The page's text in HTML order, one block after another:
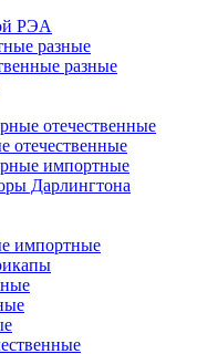
РЭА
разные
разные
отечественные
отечественные
импортные
Дарлингтона
импортные